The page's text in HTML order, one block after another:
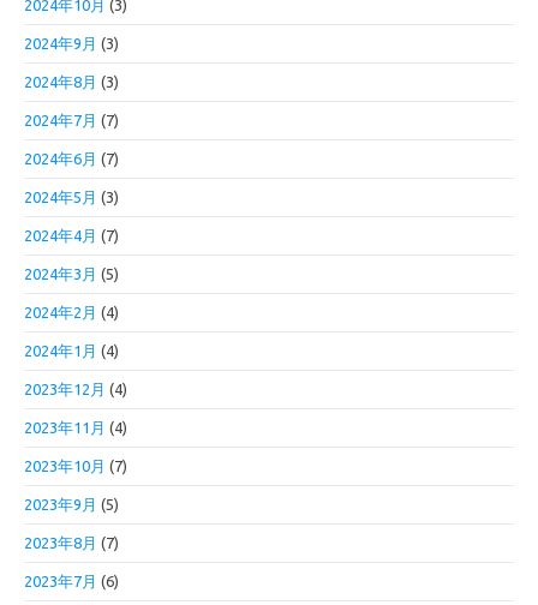
2024年10月 (3)
2024年9月 (3)
2024年8月 (3)
2024年7月 (7)
2024年6月 (7)
2024年5月 (3)
2024年4月 (7)
2024年3月 (5)
2024年2月 (4)
2024年1月 (4)
2023年12月 (4)
2023年11月 (4)
2023年10月 (7)
2023年9月 (5)
2023年8月 (7)
2023年7月 (6)